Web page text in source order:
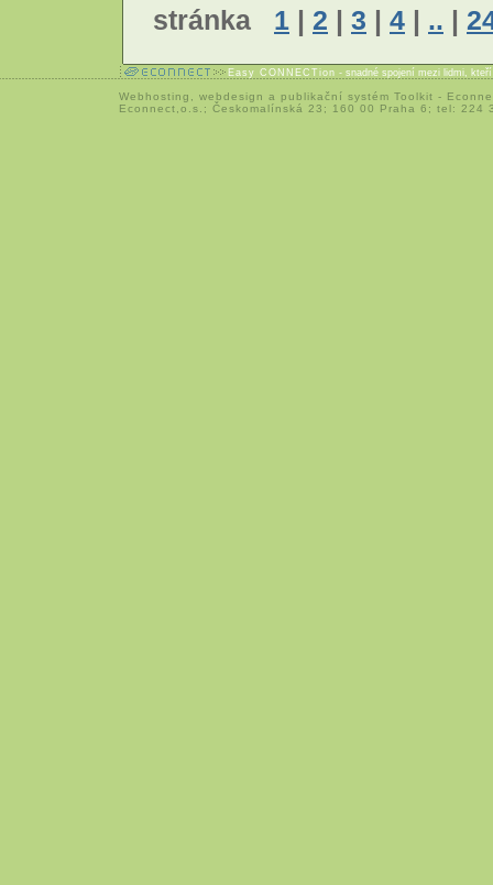
stránka 1 | 2 | 3 | 4 | .. |
Easy CONNECTion - snadné spojení mezi lidmi,
Webhosting webdesign a publikační systém Toolkit -
Econnect,o.s.; Českomalínská 23; 160 00 Praha 6; tel: 224